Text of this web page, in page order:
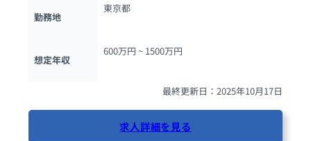
勤務地
東京都
想定年収
600万円 ~ 1500万円
最終更新日：2025年10月17日
求人詳細を見る